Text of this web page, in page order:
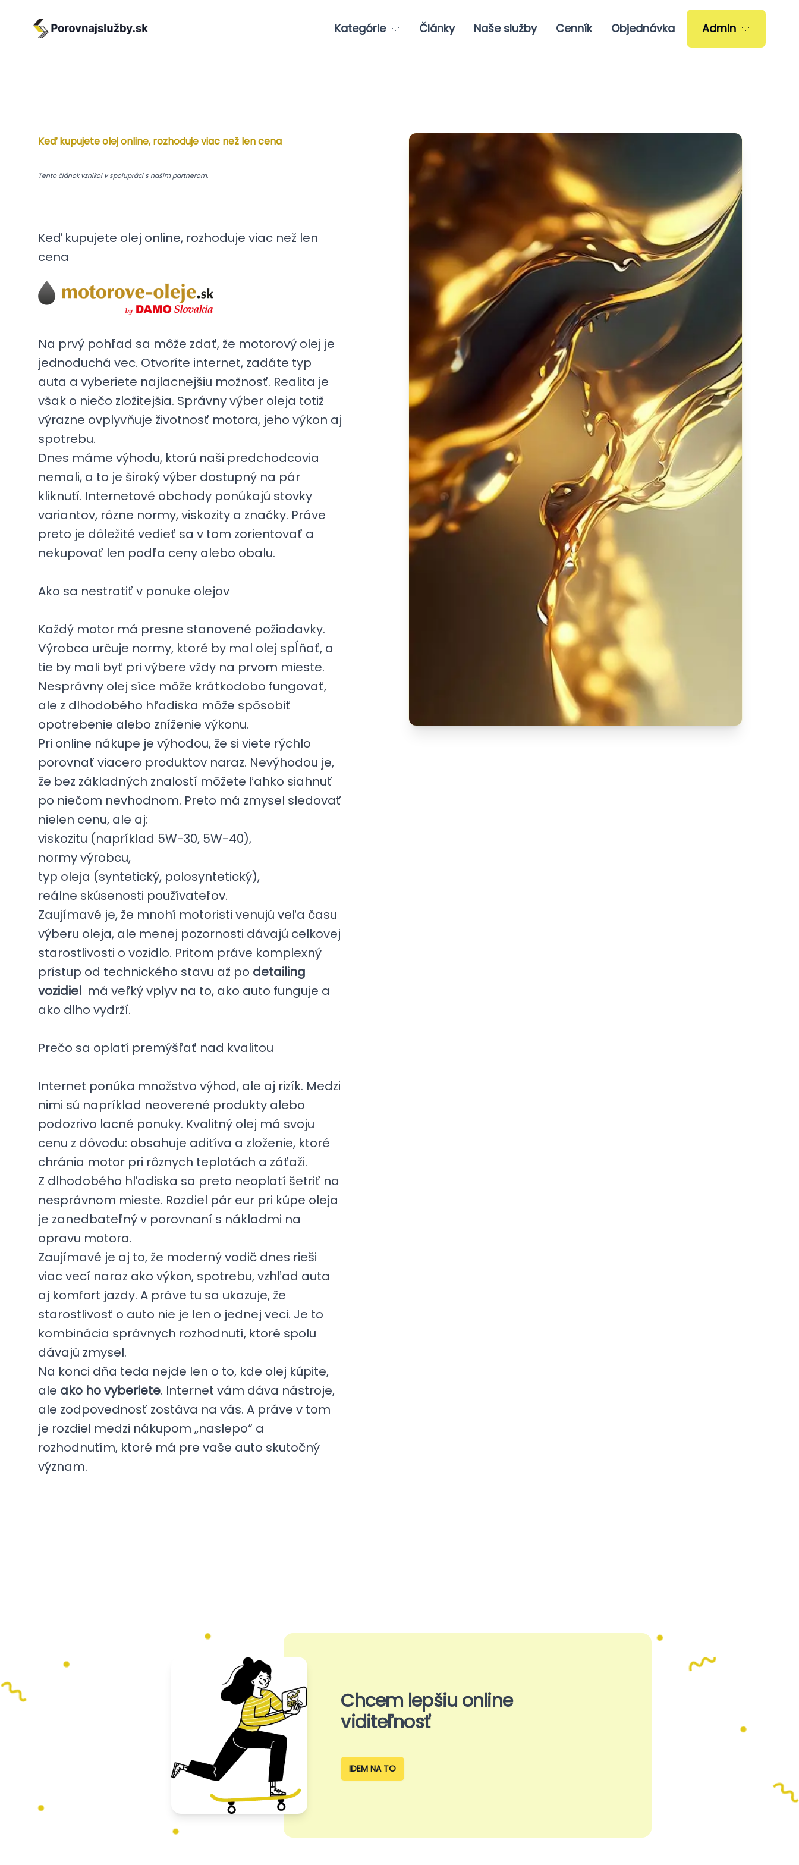
Kategórie Články Naše služby Cenník Objednávka Admin
Keď kupujete olej online, rozhoduje viac než len cena
Tento článok vznikol v spolupráci s naším partnerom.
Keď kupujete olej online, rozhoduje viac než len
cena
Na prvý pohľad sa môže zdať, že motorový olej je
jednoduchá vec. Otvoríte internet, zadáte typ
auta a vyberiete najlacnejšiu možnosť. Realita je
však o niečo zložitejšia. Správny výber oleja totiž
výrazne ovplyvňuje životnosť motora, jeho výkon aj
spotrebu.
Dnes máme výhodu, ktorú naši predchodcovia
nemali, a to je široký výber dostupný na pár
kliknutí. Internetové obchody ponúkajú stovky
variantov, rôzne normy, viskozity a značky. Práve
preto je dôležité vedieť sa v tom zorientovať a
nekupovať len podľa ceny alebo obalu.
Ako sa nestratiť v ponuke olejov
Každý motor má presne stanovené požiadavky.
Výrobca určuje normy, ktoré by mal olej spĺňať, a
tie by mali byť pri výbere vždy na prvom mieste.
Nesprávny olej síce môže krátkodobo fungovať,
ale z dlhodobého hľadiska môže spôsobiť
opotrebenie alebo zníženie výkonu.
Pri online nákupe je výhodou, že si viete rýchlo
porovnať viacero produktov naraz. Nevýhodou je,
že bez základných znalostí môžete ľahko siahnuť
po niečom nevhodnom. Preto má zmysel sledovať
nielen cenu, ale aj:
viskozitu (napríklad 5W-30, 5W-40),
normy výrobcu,
typ oleja (syntetický, polosyntetický),
reálne skúsenosti používateľov.
Zaujímavé je, že mnohí motoristi venujú veľa času
výberu oleja, ale menej pozornosti dávajú celkovej
starostlivosti o vozidlo. Pritom práve komplexný
prístup od technického stavu až po detailing
vozidiel má veľký vplyv na to, ako auto funguje a
ako dlho vydrží.
Prečo sa oplatí premýšľať nad kvalitou
Internet ponúka množstvo výhod, ale aj rizík. Medzi
nimi sú napríklad neoverené produkty alebo
podozrivo lacné ponuky. Kvalitný olej má svoju
cenu z dôvodu: obsahuje aditíva a zloženie, ktoré
chránia motor pri rôznych teplotách a záťaži.
Z dlhodobého hľadiska sa preto neoplatí šetriť na
nesprávnom mieste. Rozdiel pár eur pri kúpe oleja
je zanedbateľný v porovnaní s nákladmi na
opravu motora.
Zaujímavé je aj to, že moderný vodič dnes rieši
viac vecí naraz ako výkon, spotrebu, vzhľad auta
aj komfort jazdy. A práve tu sa ukazuje, že
starostlivosť o auto nie je len o jednej veci. Je to
kombinácia správnych rozhodnutí, ktoré spolu
dávajú zmysel.
Na konci dňa teda nejde len o to, kde olej kúpite,
ale ako ho vyberiete. Internet vám dáva nástroje,
ale zodpovednosť zostáva na vás. A práve v tom
je rozdiel medzi nákupom „naslepo“ a
rozhodnutím, ktoré má pre vaše auto skutočný
význam.
Chcem lepšiu online
viditeľnosť
IDEM NA TO